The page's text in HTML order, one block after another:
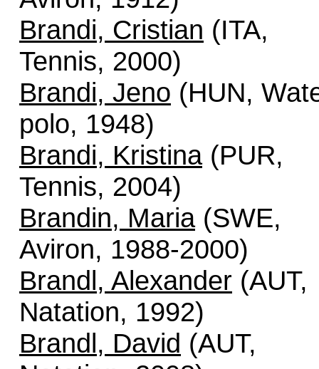
Brandi, Cristian (ITA,
Tennis, 2000)
Brandi, Jeno (HUN,
polo, 1948)
Brandi, Kristina(PUR,
Tennis, 2004)
Brandin, Maria(SWE,
Aviron, 1988-2000)
Brandl, Alexander (AUT,
Natation, 1992)
Brandl, David (AUT,